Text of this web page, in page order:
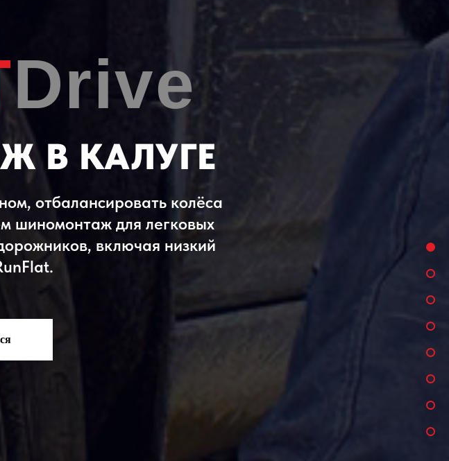
Drive
В КАЛУГЕ
отбалансировать колёса
шиномонтаж для легковых
включая низкий